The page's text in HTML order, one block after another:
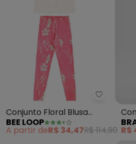
Bee
Conjunto Floral Blusa
Legging (Bege)
BEE LOOP
A partir deR$ 34,47R$ 114,90 R$